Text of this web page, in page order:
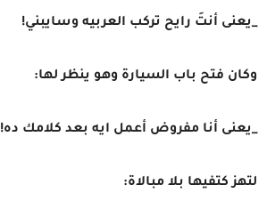
_يعنى أنتَ رايح تركب العربيه وسايبني!
وكان فتح باب السيارة وهو ينظر لها:
_يعنى أنا مفروض أعمل ايه بعد كلامك ده!
لتهز كتفيها بلا مبالاة: